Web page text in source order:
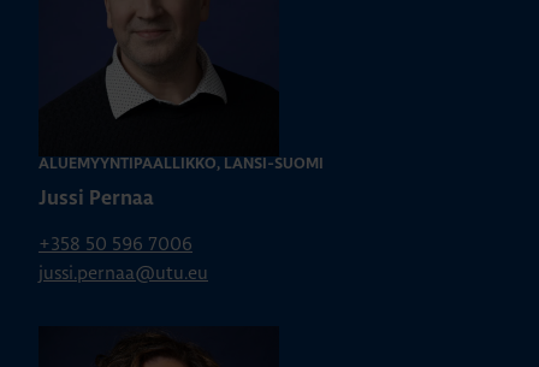
ALUEMYYNTIPÄÄLLIKKÖ, LÄNSI-SUOMI
Jussi Pernaa
+358 50 596 7006
jussi.pernaa@utu.eu